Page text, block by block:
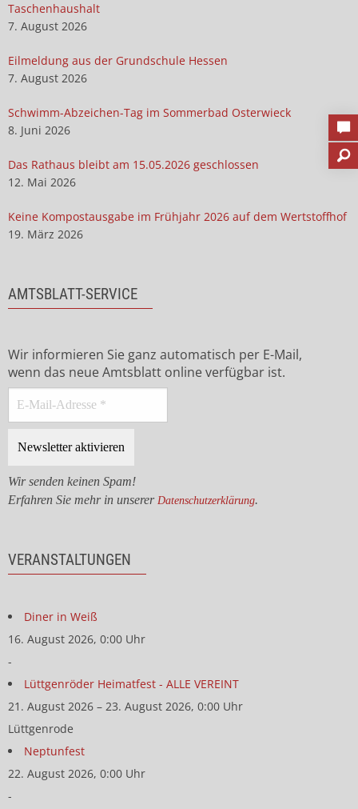
Taschenhaushalt
7. August 2026
Eilmeldung aus der Grundschule Hessen
7. August 2026
Schwimm-Abzeichen-Tag im Sommerbad Osterwieck
8. Juni 2026
Das Rathaus bleibt am 15.05.2026 geschlossen
12. Mai 2026
Keine Kompostausgabe im Frühjahr 2026 auf dem Wertstoffhof
19. März 2026
AMTSBLATT-SERVICE
Wir informieren Sie ganz automatisch per E-Mail,
wenn das neue Amtsblatt online verfügbar ist.
Wir senden keinen Spam!
Erfahren Sie mehr in unserer Datenschutzerklärung.
VERANSTALTUNGEN
Diner in Weiß
16. August 2026, 0:00 Uhr
-
Lüttgenröder Heimatfest - ALLE VEREINT
21. August 2026 – 23. August 2026, 0:00 Uhr
Lüttgenrode
Neptunfest
22. August 2026, 0:00 Uhr
-